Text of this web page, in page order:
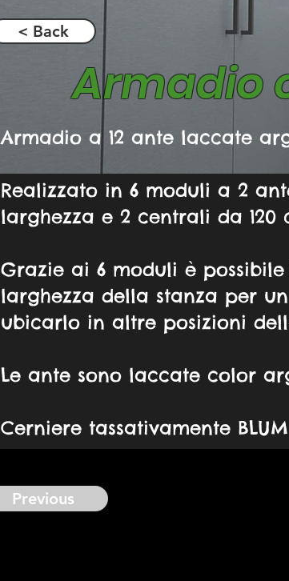
< Back
Armadio
Armadio a 12 ante laccate
Realizzato in 6 moduli a 2
larghezza e 2 centrali da 120
Grazie ai 6 moduli è
larghezza della stanza per
ubicarlo in altre posizioni
Le ante sono laccate color
Cerniere tassativamente
Previous